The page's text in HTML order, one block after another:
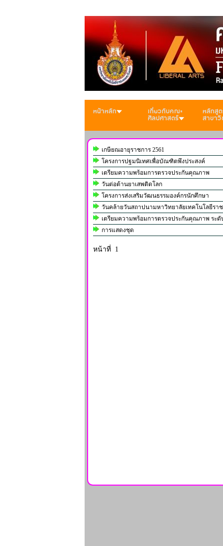
หน้าหลัก เกี่ยวกับคณะ
ศิลปศาสตร์
หลักสูต
สาขา
เกษียณอายุราชการ 2561
โครงการปฐมนิเทศเพื่อบัณฑิตพึงประสงค์
เตรียมความพร้อมการตรวจประกันคุณภาพ
วันต่อต้านยาเสพติดโลก
โครงการส่งเสริมวัฒนธรรมองค์กรนักศึกษา
วันคล้ายวันสถาปนามหาวิทยาลัยเทคโนโลยีรา
เตรียมความพร้อมการตรวจประกันคุณภาพ ระ
การแสดงชุด
หน้าที่ 1